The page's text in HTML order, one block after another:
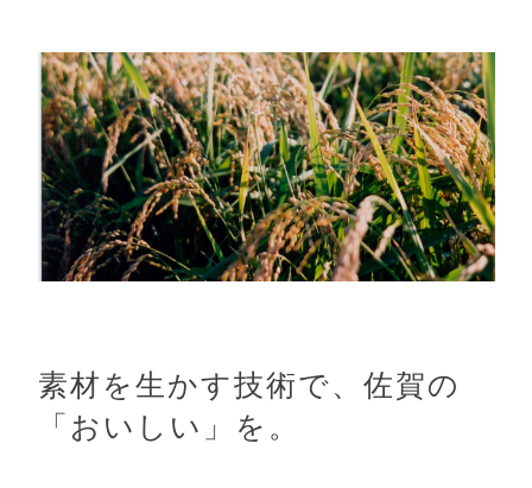
素材を生かす技術で、佐賀の
「おいしい」を。